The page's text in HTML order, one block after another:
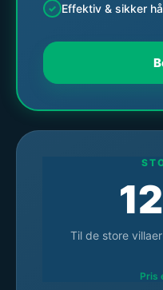
Effektiv & sikker
Til de store
Pris